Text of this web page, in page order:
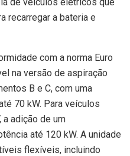
recarregar a bateria e
com a norma Euro
na versão de aspiração
B e C, com uma
70 kW. Para veículos
a adição de um
até 120 kW. A unidade
flexíveis, incluindo